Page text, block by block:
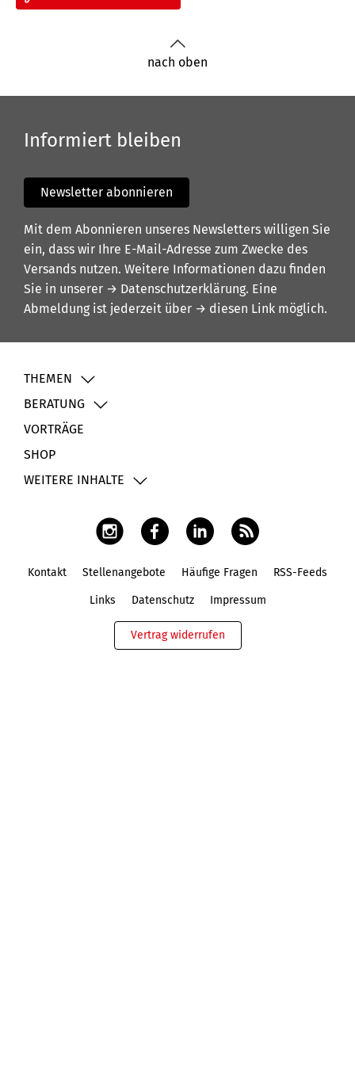
nach oben
Informiert bleiben
Newsletter abonnieren
Mit dem Abonnieren unseres Newsletters willigen Sie
ein, dass wir Ihre E-Mail-Adresse zum Zwecke des
Versands nutzen. Weitere Informationen dazu finden
Sie in unserer → Datenschutzerklärung. Eine
Abmeldung ist jederzeit über → diesen Link möglich.
THEMEN
BERATUNG
VORTRÄGE
SHOP
WEITERE INHALTE
Kontakt Stellenangebote Häufige Fragen RSS-Feeds
Links Datenschutz Impressum
Vertrag widerrufen